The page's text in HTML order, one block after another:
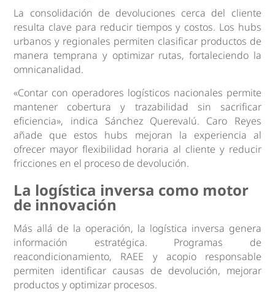
La consolidación de devoluciones cerca del cliente
resulta clave para reducir tiempos y costos. Los hubs
urbanos y regionales permiten clasificar productos de
manera temprana y optimizar rutas, fortaleciendo la
omnicanalidad.
«Contar con operadores logísticos nacionales permite
mantener cobertura y trazabilidad sin sacrificar
eficiencia», indica Sánchez Querevalú. Caro Reyes
añade que estos hubs mejoran la experiencia al
ofrecer mayor flexibilidad horaria al cliente y reducir
fricciones en el proceso de devolución.
La logística inversa como motor
de innovación
Más allá de la operación, la logística inversa genera
información estratégica. Programas de
reacondicionamiento, RAEE y acopio responsable
permiten identificar causas de devolución, mejorar
productos y optimizar procesos.